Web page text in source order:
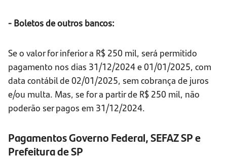
- Boletos de outros bancos:
Se o valor for inferior a R$ 250 mil, será permitido
pagamento nos dias 31/12/2024 e 01/01/2025, com
data contábil de 02/01/2025, sem cobrança de juros
e/ou multa. Mas, se for a partir de R$ 250 mil, não
poderão ser pagos em 31/12/2024.
Pagamentos Governo Federal, SEFAZ SP e
Prefeitura de SP